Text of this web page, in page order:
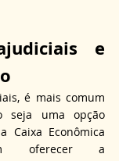
e
é mais comum
seja uma opção
Caixa Econômica
oferecer a